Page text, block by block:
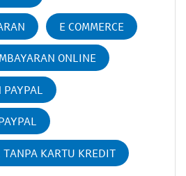
E COMMERCE
ONLINE
KARTU KREDIT